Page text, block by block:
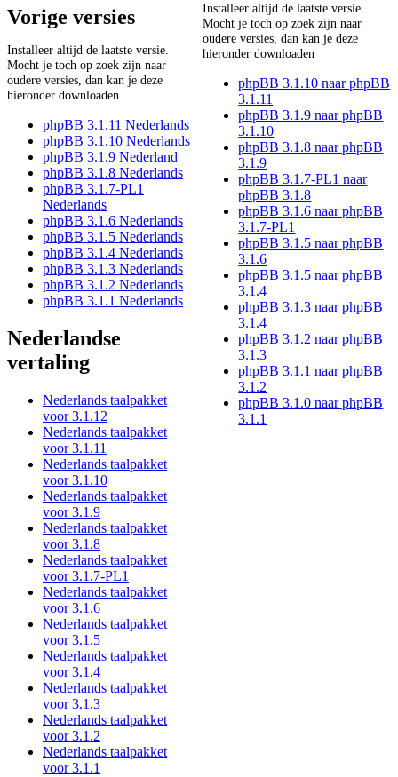
Vorige versies
Installeer altijd de laatste versie.
Mocht je toch op zoek zijn naar
oudere versies, dan kan je deze
hieronder downloaden
phpBB 3.1.11 Nederlands
phpBB 3.1.10 Nederlands
phpBB 3.1.9 Nederland
phpBB 3.1.8 Nederlands
phpBB 3.1.7-PL1
Nederlands
phpBB 3.1.6 Nederlands
phpBB 3.1.5 Nederlands
phpBB 3.1.4 Nederlands
phpBB 3.1.3 Nederlands
phpBB 3.1.2 Nederlands
phpBB 3.1.1 Nederlands
Nederlandse
vertaling
Nederlands taalpakket
voor 3.1.12
Nederlands taalpakket
voor 3.1.11
Nederlands taalpakket
voor 3.1.10
Nederlands taalpakket
voor 3.1.9
Nederlands taalpakket
voor 3.1.8
Nederlands taalpakket
voor 3.1.7-PL1
Nederlands taalpakket
voor 3.1.6
Nederlands taalpakket
voor 3.1.5
Nederlands taalpakket
voor 3.1.4
Nederlands taalpakket
voor 3.1.3
Nederlands taalpakket
voor 3.1.2
Nederlands taalpakket
voor 3.1.1
Installeer altijd de laatste versie.
Mocht je toch op zoek zijn naar
oudere versies, dan kan je deze
hieronder downloaden
phpBB 3.1.10 naar phpBB
3.1.11
phpBB 3.1.9 naar phpBB
3.1.10
phpBB 3.1.8 naar phpBB
3.1.9
phpBB 3.1.7-PL1 naar
phpBB 3.1.8
phpBB 3.1.6 naar phpBB
3.1.7-PL1
phpBB 3.1.5 naar phpBB
3.1.6
phpBB 3.1.5 naar phpBB
3.1.4
phpBB 3.1.3 naar phpBB
3.1.4
phpBB 3.1.2 naar phpBB
3.1.3
phpBB 3.1.1 naar phpBB
3.1.2
phpBB 3.1.0 naar phpBB
3.1.1